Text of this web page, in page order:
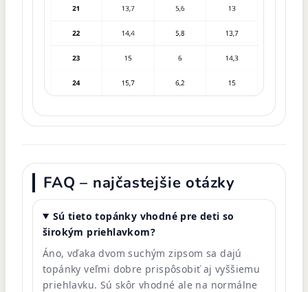
FAQ – najčastejšie otázky
Sú tieto topánky vhodné pre deti so
širokým priehlavkom?
Áno, vďaka dvom suchým zipsom sa dajú
topánky veľmi dobre prispôsobiť aj vyššiemu
priehlavku. Sú skôr vhodné ale na normálne